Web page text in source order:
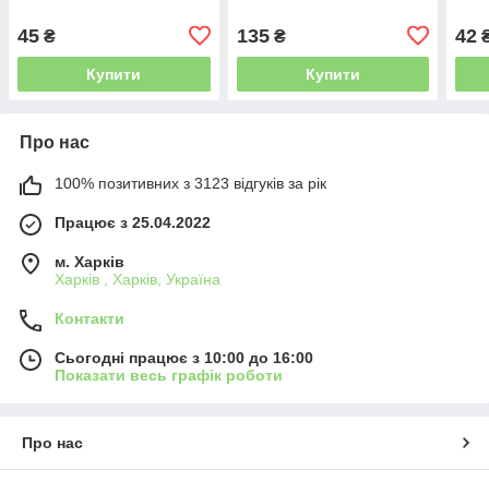
45 ₴
Купити
135₴
Купити
42
Про нас
100% позитивних з 3123 відгуків за рік
Працює з 25.04.2022
м. Харків
Харків , Харків, Україна
Контакти
Сьогодні працює з 10:00 до 16:00
Показати весь графік роботи
Про нас